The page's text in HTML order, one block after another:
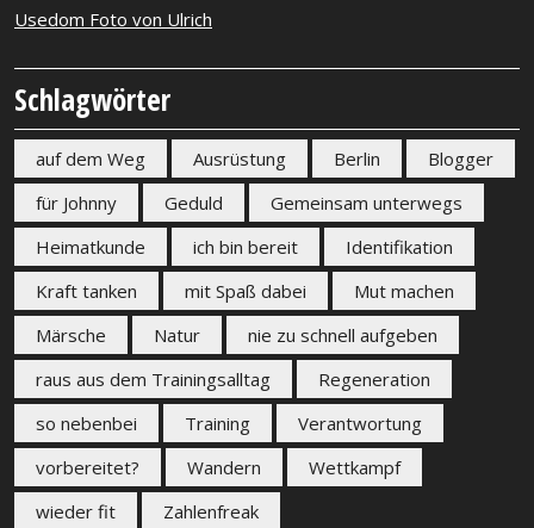
Usedom Foto von Ulrich
Schlagwörter
auf dem Weg Ausrüstung Berlin
Blogger
für Johnny
Geduld
Gemeinsam unterwegs
Heimatkunde
ich bin bereit
Identifikation
Kraft tanken
mit Spaß dabei
Mut machen
Märsche
Natur
nie zu schnell aufgeben
raus aus dem Trainingsalltag
Regeneration
so nebenbei
Training
Verantwortung
vorbereitet?
Wandern
Wettkampf
wieder fit
Zahlenfreak